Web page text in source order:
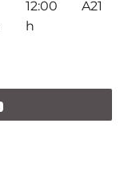
12:00
h
A21